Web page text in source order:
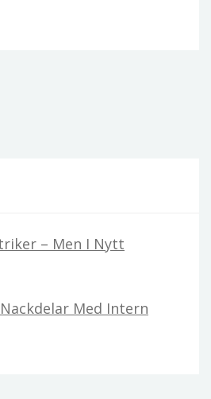
– Men I Nytt
Med Intern